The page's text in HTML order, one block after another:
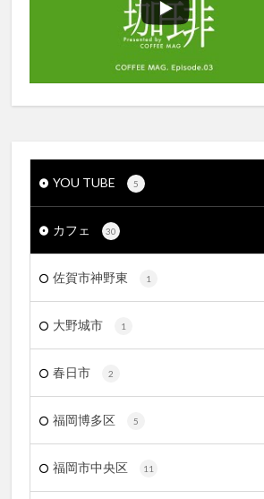
YOU TUBE 5
カフェ 30
佐賀市神野東 1
大野城市 1
春日市 2
福岡博多区 5
福岡市中央区 11